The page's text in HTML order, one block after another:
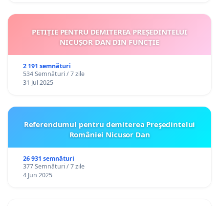
PETIȚIE PENTRU DEMITEREA PREȘEDINTELUI
NICUȘOR DAN DIN FUNCȚIE
2 191 semnături
534 Semnături / 7 zile
31 Jul 2025
Referendumul pentru demiterea Preşedintelui
României Nicusor Dan
26 931 semnături
377 Semnături / 7 zile
4 Jun 2025